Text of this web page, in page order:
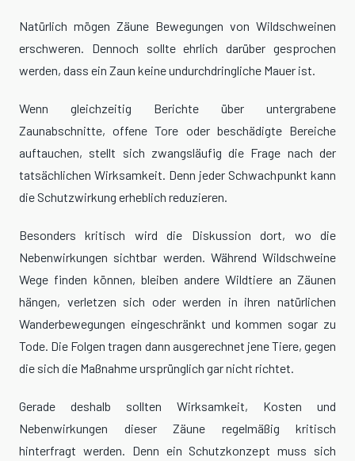
Natürlich mögen Zäune Bewegungen von Wildschweinen
erschweren. Dennoch sollte ehrlich darüber gesprochen
werden, dass ein Zaun keine undurchdringliche Mauer ist.
Wenn gleichzeitig Berichte über untergrabene
Zaunabschnitte, offene Tore oder beschädigte Bereiche
auftauchen, stellt sich zwangsläufig die Frage nach der
tatsächlichen Wirksamkeit. Denn jeder Schwachpunkt kann
die Schutzwirkung erheblich reduzieren.
Besonders kritisch wird die Diskussion dort, wo die
Nebenwirkungen sichtbar werden. Während Wildschweine
Wege finden können, bleiben andere Wildtiere an Zäunen
hängen, verletzen sich oder werden in ihren natürlichen
Wanderbewegungen eingeschränkt und kommen sogar zu
Tode. Die Folgen tragen dann ausgerechnet jene Tiere, gegen
die sich die Maßnahme ursprünglich gar nicht richtet.
Gerade deshalb sollten Wirksamkeit, Kosten und
Nebenwirkungen dieser Zäune regelmäßig kritisch
hinterfragt werden. Denn ein Schutzkonzept muss sich